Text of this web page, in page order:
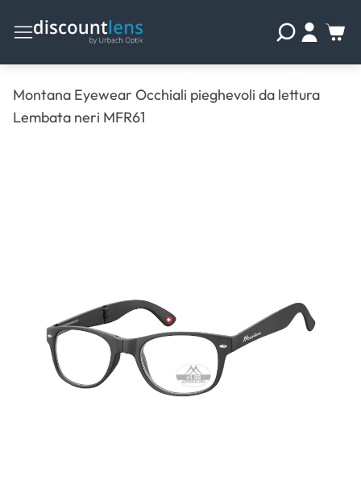
Montana Eyewear Occhiali pieghevoli da lettura
Lembata neri MFR61